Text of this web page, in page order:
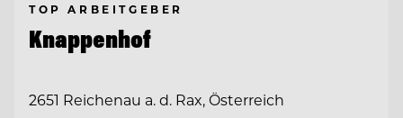
TOP ARBEITGEBER
Knappenhof
2651 Reichenau a. d. Rax, Österreich